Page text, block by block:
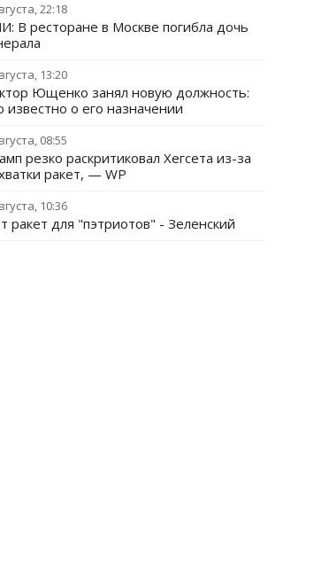
22:18
В ресторане в Москве погибла дочь
13:20
Ющенко занял новую должность:
известно о его назначении
08:55
резко раскритиковал Хегсета из-за
ракет, — WP
10:36
ракет для "пэтриотов" - Зеленский